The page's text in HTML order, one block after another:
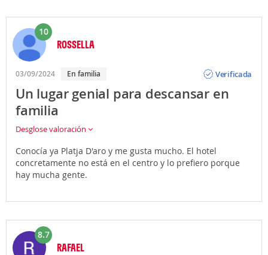
10
ROSSELLA
03/09/2024 En familia
Verificada
Un lugar genial para descansar en
familia
Desglose valoración
Conocía ya Platja D'aro y me gusta mucho. El hotel
concretamente no está en el centro y lo prefiero porque
hay mucha gente.
8.7
RAFAEL